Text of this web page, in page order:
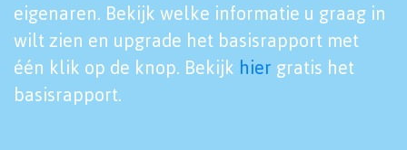
eigenaren. Bekijk welke informatie u graag in
wilt zien en upgrade het basisrapport met
één klik op de knop. Bekijk hier gratis het
basisrapport.